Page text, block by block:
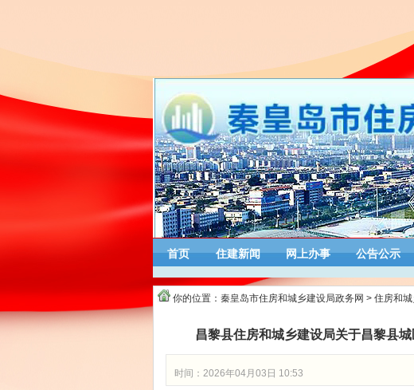
首页 住建新闻 网上办事 公告公示
你的位置： 秦皇岛市住房和城乡建设局政务网 > 住房和
昌黎县住房和城乡建设局关于昌黎县
时间：2026年04月03日 10:53